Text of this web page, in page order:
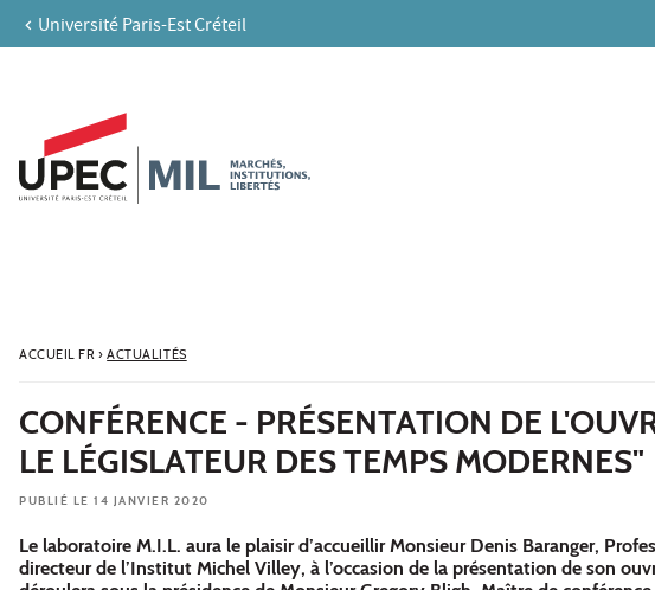
Aller au contenu
Recherche
Université Paris-Est Créteil
ACCUEIL FR› ACTUALITÉS
CONFÉRENCE - PRÉSENTATION DE
LE LÉGISLATEUR DES TEMPS MODERNES"
PUBLIÉ LE 14 JANVIER 2020
Le laboratoire M.I.L. aura le plaisir d’accueillir Monsieur Denis Baranger,
directeur de l’Institut Michel Villey, à l’occasion de la présentation de son